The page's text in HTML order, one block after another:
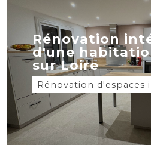
Rénovation
d'une
sur Loire
Rénovation d'espaces